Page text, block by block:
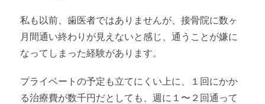
私も以前、歯医者ではありませんが、接骨院に数ヶ
月間通い終わりが見えないと感じ、通うことが嫌に
なってしまった経験があります。
プライベートの予定も立てにくい上に、１回にかか
る治療費が数千円だとしても、週に１〜２回通って